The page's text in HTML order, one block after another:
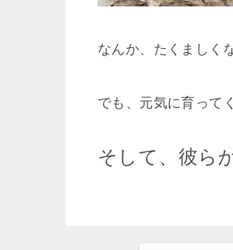
なんか、たくましく
でも、元気に育って
そして、彼ら